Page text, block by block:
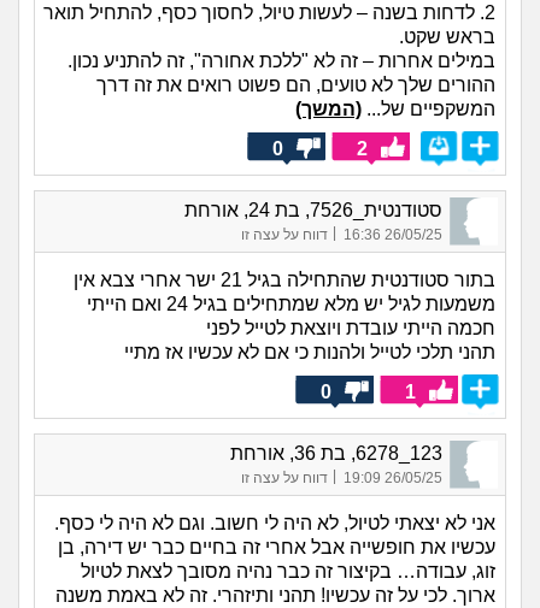
2. לדחות בשנה – לעשות טיול, לחסוך כסף, להתחיל תואר
בראש שקט.
במילים אחרות – זה לא "ללכת אחורה", זה להתניע נכון.
ההורים שלך לא טועים, הם פשוט רואים את זה דרך
המשקפיים של... (המשך)
2
0
סטודנטית_7526, בת 24, אורחת
26/05/25 16:36
| דווח על עצה זו
בתור סטודנטית שהתחילה בגיל 21 ישר אחרי צבא אין
משמעות לגיל יש מלא שמתחילים בגיל 24 ואם הייתי
חכמה הייתי עובדת ויוצאת לטייל לפני
תהני תלכי לטייל ולהנות כי אם לא עכשיו אז מתיי
1
0
123_6278, בת 36, אורחת
26/05/25 19:09 דווח על עצה זו
אני לא יצאתי לטיול, לא היה לי חשוב. וגם לא היה לי כסף.
עכשיו את חופשייה אבל אחרי זה בחיים כבר יש דירה, בן
זוג, עבודה… בקיצור זה כבר נהיה מסובך לצאת לטיול
ארוך. לכי על זה עכשיו! תהני ותיזהרי. זה לא באמת משנה